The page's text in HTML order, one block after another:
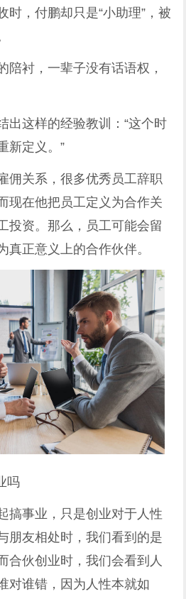
时，付鹏却只是“小助理”，被
陪衬，一辈子没有话语权，
出这样的经验教训：“这个时
新定义。”
佣关系，很多优秀员工辞职
现在他把员工定义为合作关
投资。那么，员工可能会留
真正意义上的合作伙伴。
吗
搞事业，只是创业对于人性
朋友相处时，我们看到的是
合伙创业时，我们会看到人
对谁错，因为人性本就如